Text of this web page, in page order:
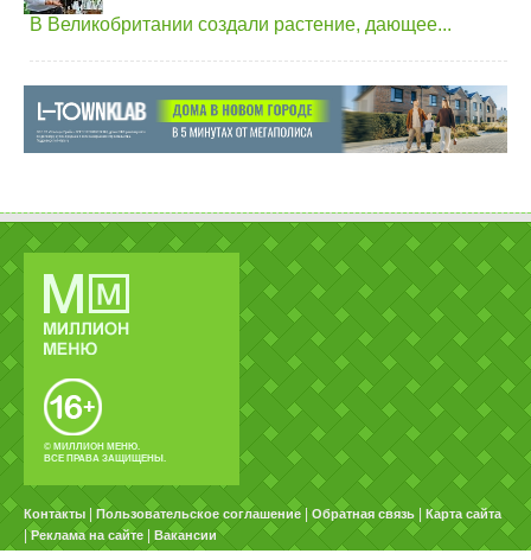
В Великобритании создали растение, дающее...
© МИЛЛИОН МЕНЮ.
ВСЕ ПРАВА ЗАЩИЩЕНЫ.
Контакты Пользовательское соглашение Обратная связь Карта сайта
|Реклама на сайте Вакансии